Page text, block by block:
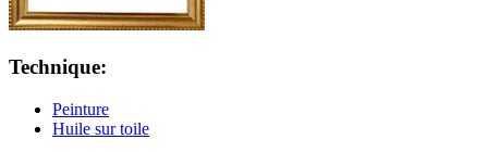
Technique:
Peinture
Huile sur toile